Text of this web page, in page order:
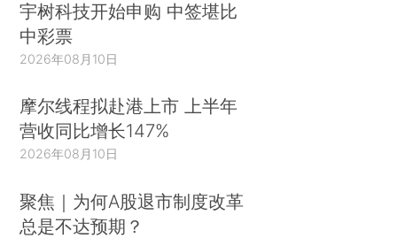
宇树科技开始申购 中签堪比
中彩票
2026年08月10日
摩尔线程拟赴港上市 上半年
营收同比增长147%
2026年08月10日
聚焦｜为何A股退市制度改革
总是不达预期？